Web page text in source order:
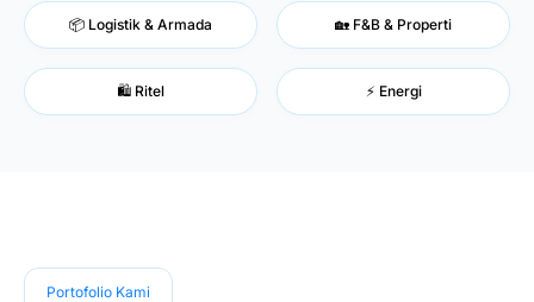
📦 Logistik & Armada 🏡 F&B & Properti
🛍️ Ritel ⚡ Energi
Portofolio Kami